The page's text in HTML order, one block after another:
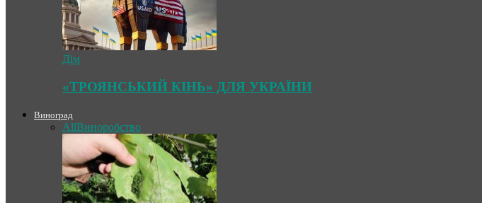
Дім
«ТРОЯНСЬКИЙ КІНЬ» ДЛЯ УКРАЇНИ
Виноград
AllВиноробство